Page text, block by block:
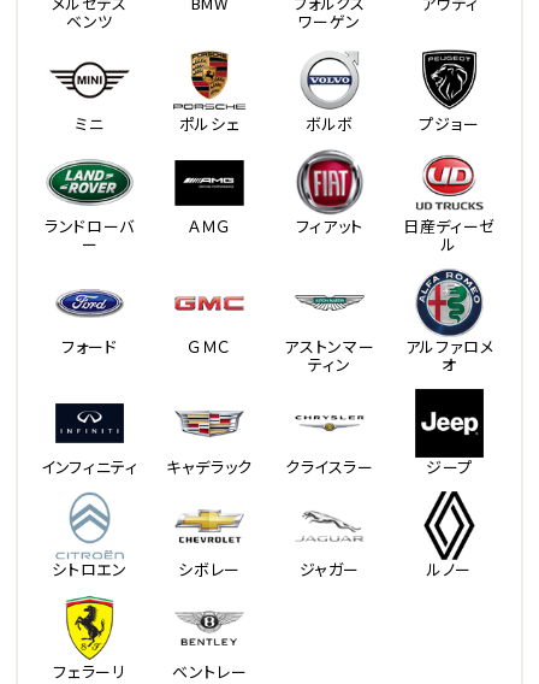
ベンツ ワーゲン
ミニ ポルシェ ボルボ プジョー
ランドローバ
ー
ＡＭＧ フィアット 日産ディーゼ
ル
フォード ＧＭＣ アストンマー
ティン
アルファロメ
オ
インフィニティ キャデラック クライスラー ジープ
シトロエン シボレー ジャガー ルノー
フェラーリ ベントレー